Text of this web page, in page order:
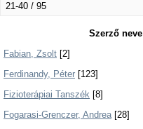
21-40 / 95
Szerző neve
Fabian, Zsolt [2]
Ferdinandy, Péter [123]
Fizioterápiai Tanszék [8]
Fogarasi-Grenczer, Andrea[28]